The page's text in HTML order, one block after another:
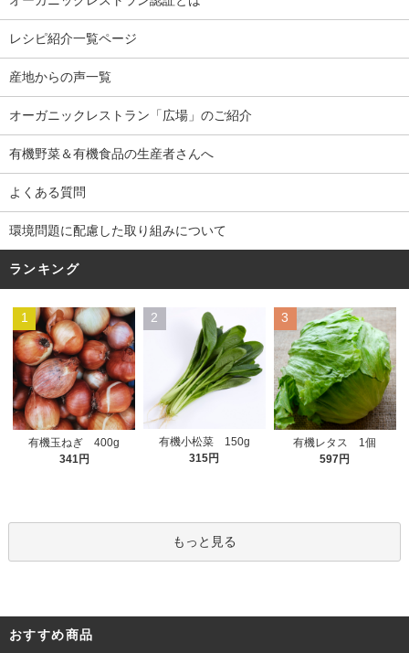
レシピ紹介一覧ページ
産地からの声一覧
オーガニックレストラン「広場」のご紹介
有機野菜＆有機食品の生産者さんへ
よくある質問
環境問題に配慮した取り組みについて
ランキング
1
有機玉ねぎ 400g
341円
2
有機小松菜 150g
315円
3
有機レタス 1個
597円
もっと見る
おすすめ商品